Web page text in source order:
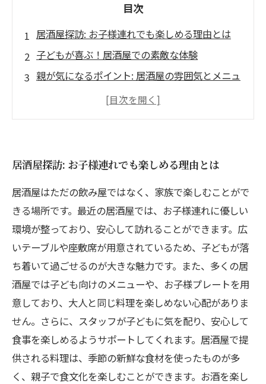
目次
居酒屋探訪: お子様連れでも楽しめる理由とは
子どもが喜ぶ！居酒屋での素敵な体験
親が気になるポイント: 居酒屋の雰囲気とメニュ
居酒屋の魅力再発見: 親子で楽しむためのヒント
メ
居酒屋探訪: お子様連れでも楽しめる理由とは
居酒屋はただの飲み屋ではなく、家族で楽しむことがで
きる場所です。最近の居酒屋では、お子様連れに優しい
環境が整っており、安心して訪れることができます。広
いテーブルや座敷席が用意されているため、子どもが落
ち着いて過ごせるのが大きな魅力です。また、多くの居
酒屋では子ども向けのメニューや、お子様プレートを用
意しており、大人と同じ料理を楽しめない心配がありま
せん。さらに、スタッフが子どもに気を配り、安心して
食事を楽しめるようサポートしてくれます。居酒屋で提
供される料理は、季節の新鮮な食材を使ったものが多
く、親子で食文化を楽しむことができます。お酒を楽し